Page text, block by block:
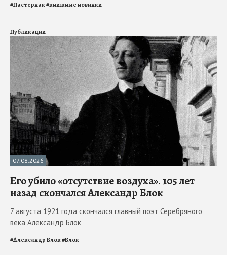
#Пастернак#книжные новинки
Публикации
07.08.2026
Его убило «отсутствие воздуха». 105 лет
назад скончался Александр Блок
7 августа 1921 года скончался главный поэт Серебряного
века Александр Блок
#Александр Блок#Блок